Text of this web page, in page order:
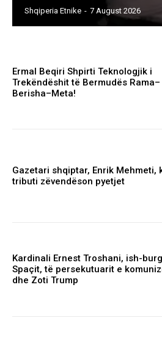
Shqiperia Etnike - 7 August 2026
Ermal Beqiri Shpirti Teknologjik i
Trekëndëshit të Bermudës Rama–
Berisha–Meta!
Gazetari shqiptar, Enrik Mehmeti,
tributi zëvendëson pyetjet
Kardinali Ernest Troshani, ish-
Spaçit, të persekutuarit e
dhe Zoti Trump